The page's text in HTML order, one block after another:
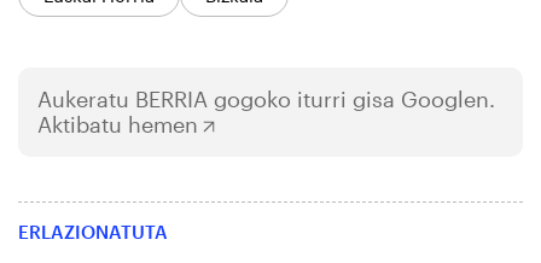
Aukeratu BERRIA gogoko iturri gisa Googlen.
Aktibatu hemen
ERLAZIONATUTA